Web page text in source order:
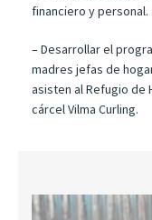
financiero y personal.
– Desarrollar el
madres jefas de
asisten al Refugio de
cárcel Vilma Curling.